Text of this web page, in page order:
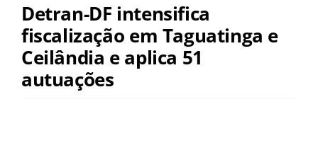
Detran-DF intensifica
fiscalização em Taguatinga e
Ceilândia e aplica 51
autuações